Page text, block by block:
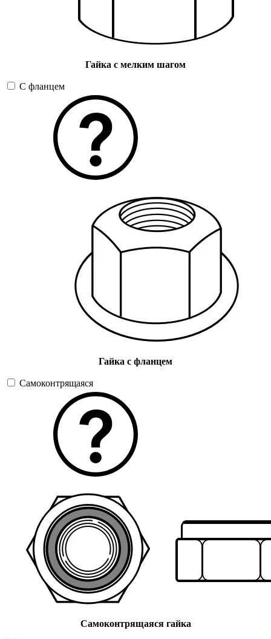
Гайка с мелким шагом
С фланцем
Гайка с фланцем
Самоконтрящаяся
Самоконтрящаяся гайка